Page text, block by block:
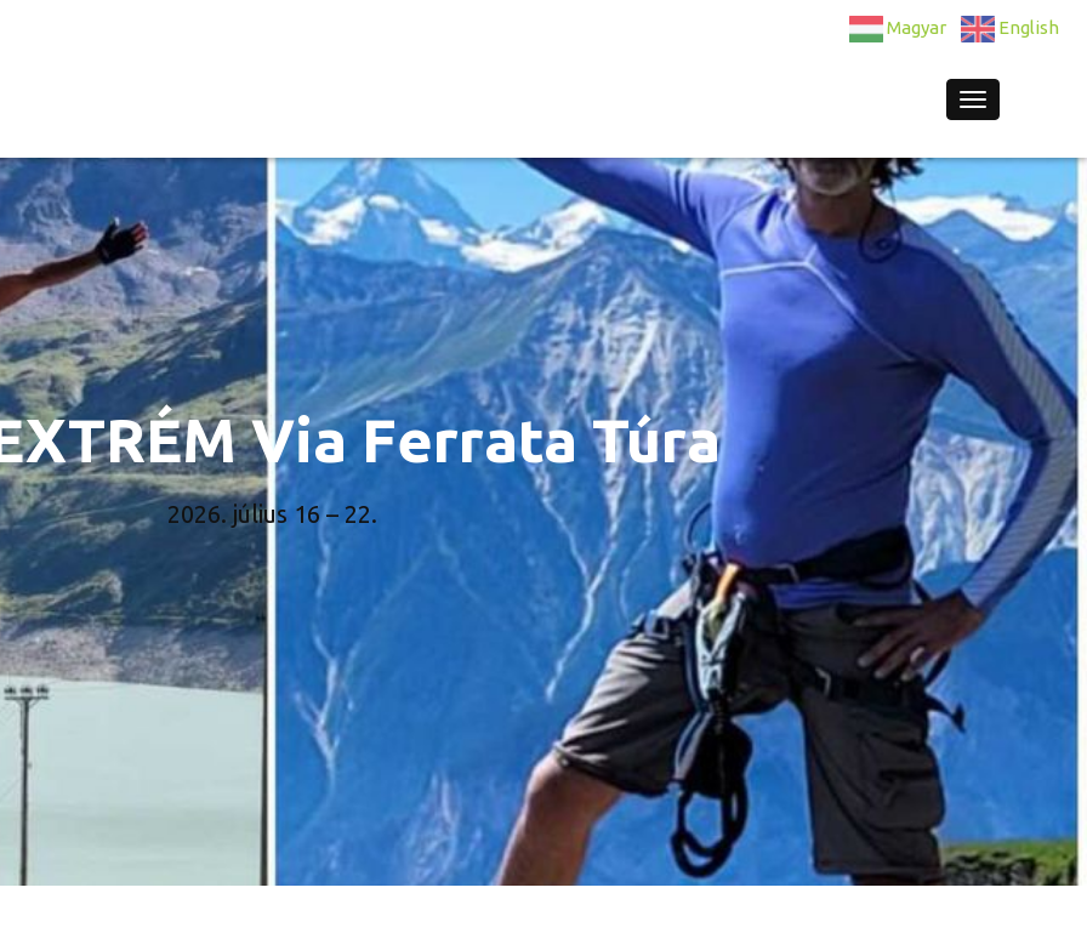
Magyar English
Navigation
Via Ferrata Túra
2026. július 16 – 22.